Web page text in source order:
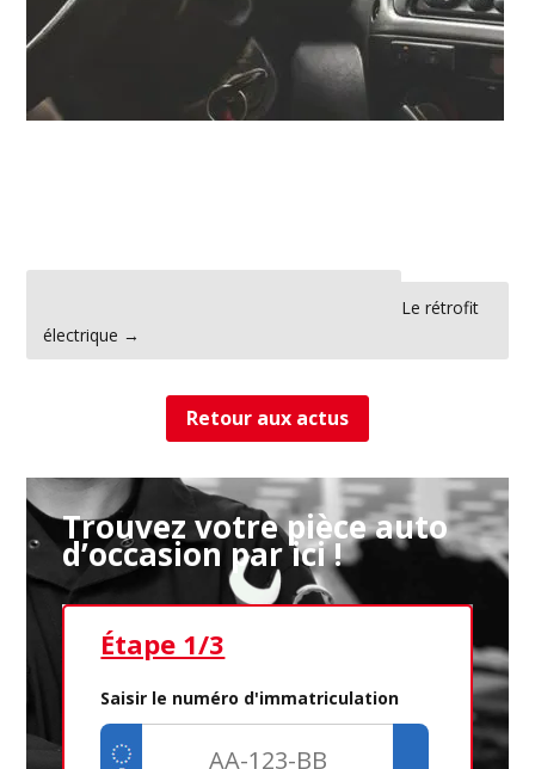
Le rétrofit
électrique →
Retour aux actus
Trouvez votre pièce auto
d’occasion par ici !
Étape 1/3
Saisir le numéro d'immatriculation